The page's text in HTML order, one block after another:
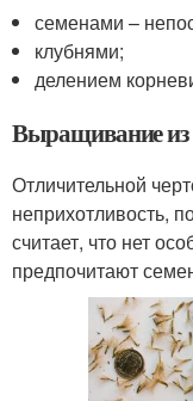
семенами –
клубнями;
делением
Выращивание из
Отличительной
неприхотливость,
считает, что нет
предпочитают